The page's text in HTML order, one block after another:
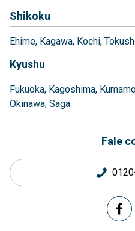
Shikoku
Ehime Kagawa Kochi
Kyushu
Fukuoka Kagoshima
Okinawa Saga
Fale